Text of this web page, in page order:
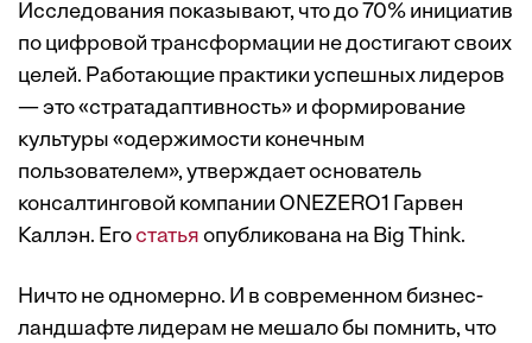
Исследования показывают, что до 70% инициатив
по цифровой трансформации не достигают своих
целей. Работающие практики успешных лидеров
— это «стратадаптивность» и формирование
культуры «одержимости конечным
пользователем», утверждает основатель
консалтинговой компании ONEZERO1 Гарвен
Каллэн. Егостатья опубликована на Big Think.
Ничто не одномерно. И в современном бизнес-
ландшафте лидерам не мешало бы помнить, что